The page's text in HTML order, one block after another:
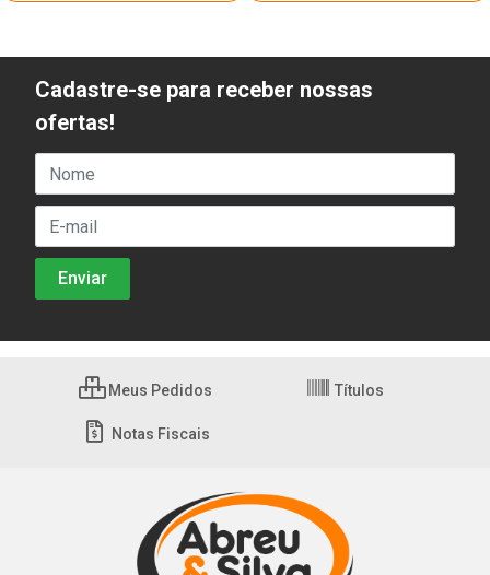
Cadastre-se para receber nossas
ofertas!
Meus Pedidos Títulos
Notas Fiscais